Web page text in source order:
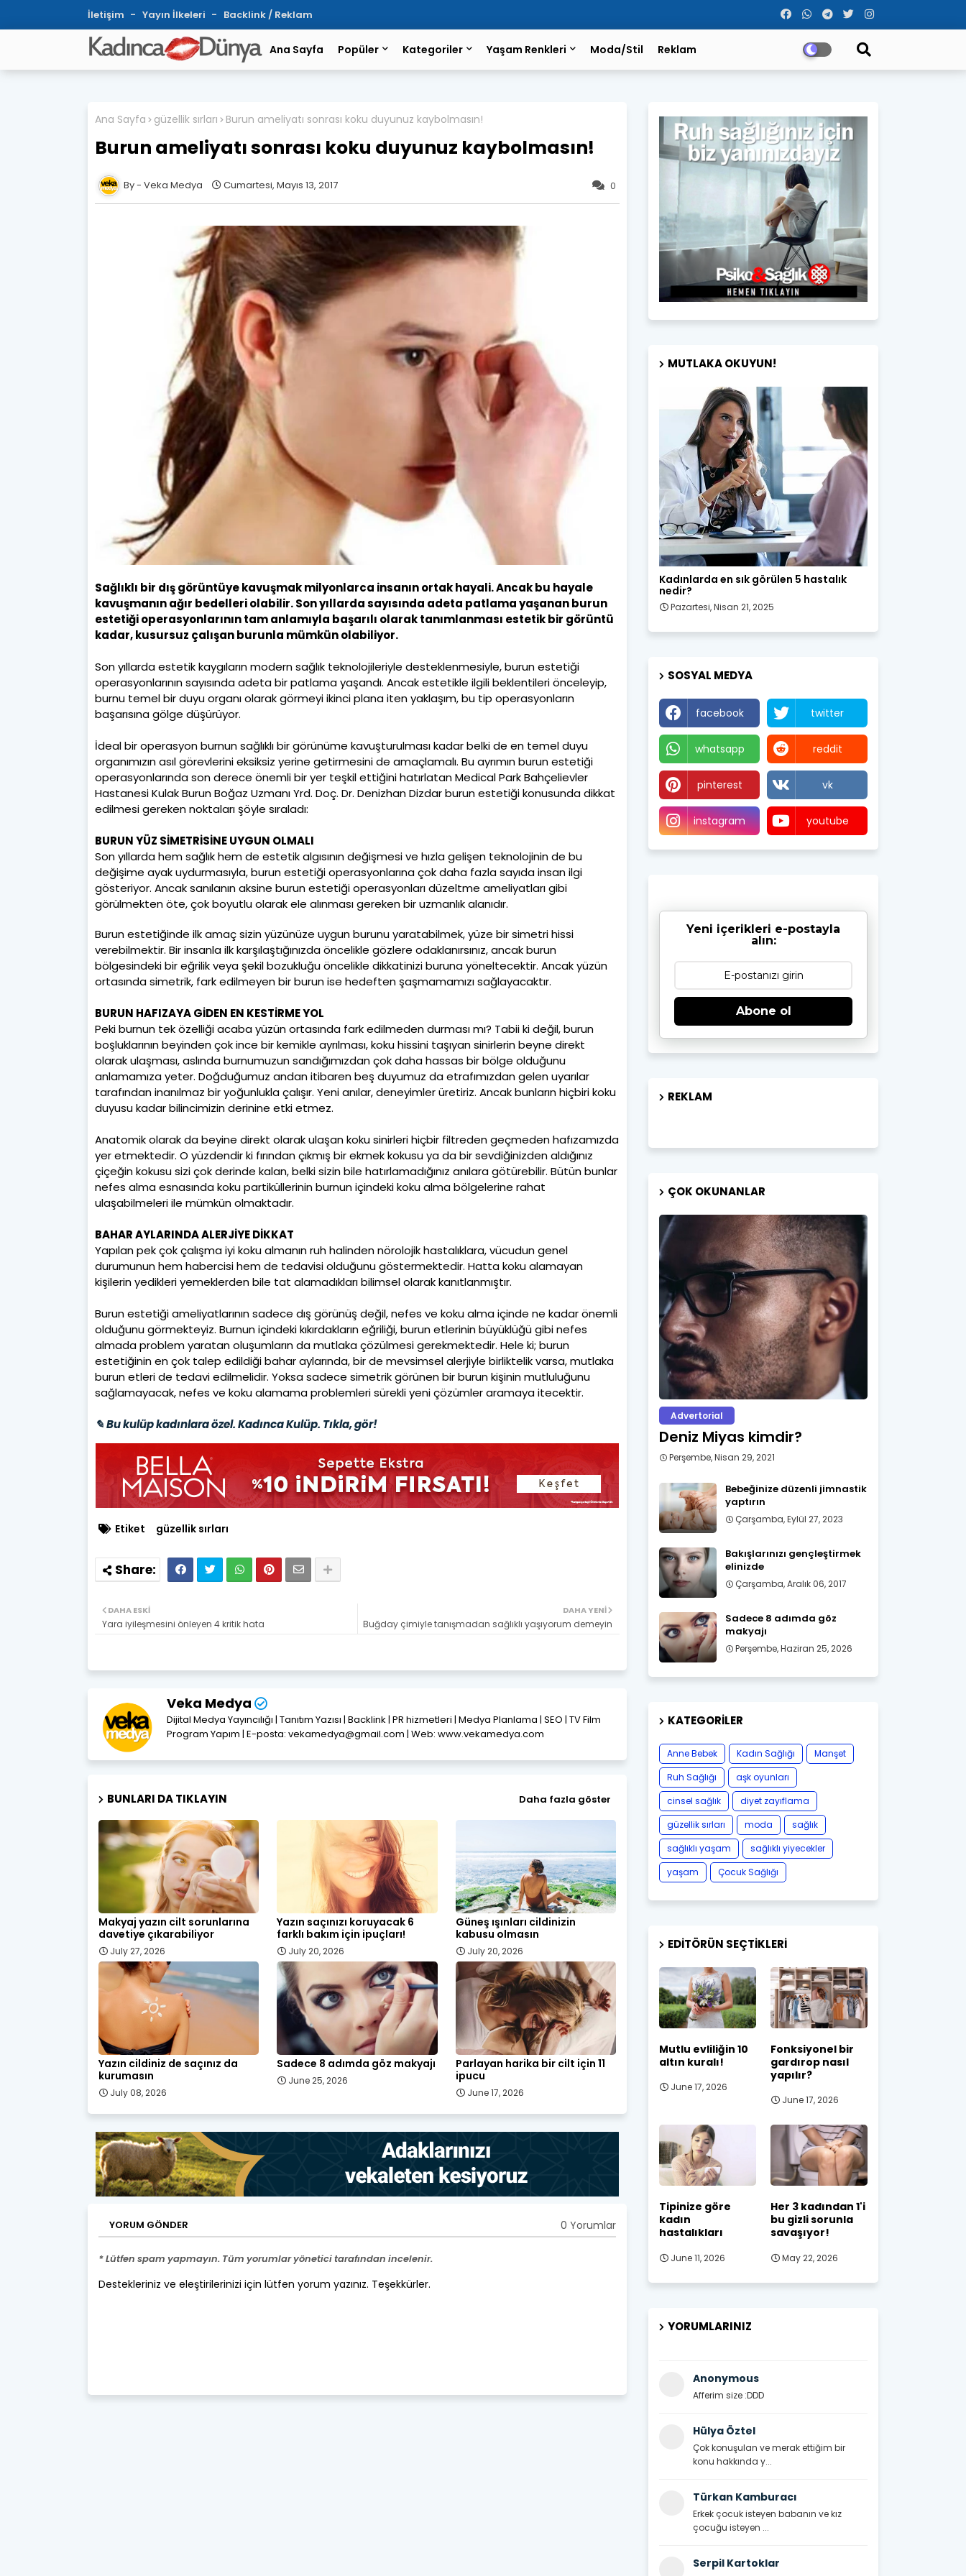
İletişim Yayın İlkeleri Backlink / Reklam
Ana Sayfa Popüler Kategoriler Yaşam Renkleri Moda/Stil Reklam
Ana Sayfa güzellik sırları Burun ameliyatı sonrası koku duyunuz kaybolmasın!
Burun ameliyatı sonrası koku duyunuz kaybolmasın!
0
Veka Medya Cumartesi, Mayıs 13, 2017
Sağlıklı bir dış görüntüye kavuşmak milyonlarca insanın ortak hayali. Ancak bu hayale
kavuşmanın ağır bedelleri olabilir. Son yıllarda sayısında adeta patlama yaşanan burun
estetiği operasyonlarının tam anlamıyla başarılı olarak tanımlanması estetik bir görüntü
kadar, kusursuz çalışan burunla mümkün olabiliyor.
Son yıllarda estetik kaygıların modern sağlık teknolojileriyle desteklenmesiyle, burun estetiği
operasyonlarının sayısında adeta bir patlama yaşandı. Ancak estetikle ilgili beklentileri önceleyip,
burnu temel bir duyu organı olarak görmeyi ikinci plana iten yaklaşım, bu tip operasyonların
başarısına gölge düşürüyor.
İdeal bir operasyon burnun sağlıklı bir görünüme kavuşturulması kadar belki de en temel duyu
organımızın asıl görevlerini eksiksiz yerine getirmesini de amaçlamalı. Bu ayrımın burun estetiği
operasyonlarında son derece önemli bir yer teşkil ettiğini hatırlatan Medical Park Bahçelievler
Hastanesi Kulak Burun Boğaz Uzmanı Yrd. Doç. Dr. Denizhan Dizdar burun estetiği konusunda dikkat
edilmesi gereken noktaları şöyle sıraladı:
BURUN YÜZ SİMETRİSİNE UYGUN OLMALI
Son yıllarda hem sağlık hem de estetik algısının değişmesi ve hızla gelişen teknolojinin de bu
değişime ayak uydurmasıyla, burun estetiği operasyonlarına çok daha fazla sayıda insan ilgi
gösteriyor. Ancak sanılanın aksine burun estetiği operasyonları düzeltme ameliyatları gibi
görülmekten öte, çok boyutlu olarak ele alınması gereken bir uzmanlık alanıdır.
Burun estetiğinde ilk amaç sizin yüzünüze uygun burunu yaratabilmek, yüze bir simetri hissi
verebilmektir. Bir insanla ilk karşılaştığınızda öncelikle gözlere odaklanırsınız, ancak burun
bölgesindeki bir eğrilik veya şekil bozukluğu öncelikle dikkatinizi buruna yöneltecektir. Ancak yüzün
ortasında simetrik, fark edilmeyen bir burun ise hedeften şaşmamamızı sağlayacaktır.
BURUN HAFIZAYA GİDEN EN KESTİRME YOL
Peki burnun tek özelliği acaba yüzün ortasında fark edilmeden durması mı? Tabii ki değil, burun
boşluklarının beyinden çok ince bir kemikle ayrılması, koku hissini taşıyan sinirlerin beyne direkt
olarak ulaşması, aslında burnumuzun sandığımızdan çok daha hassas bir bölge olduğunu
anlamamıza yeter. Doğduğumuz andan itibaren beş duyumuz da etrafımızdan gelen uyarılar
tarafından inanılmaz bir yoğunlukla çalışır. Yeni anılar, deneyimler üretiriz. Ancak bunların hiçbiri koku
duyusu kadar bilincimizin derinine etki etmez.
Anatomik olarak da beyine direkt olarak ulaşan koku sinirleri hiçbir filtreden geçmeden hafızamızda
yer etmektedir. O yüzdendir ki fırından çıkmış bir ekmek kokusu ya da bir sevdiğinizden aldığınız
çiçeğin kokusu sizi çok derinde kalan, belki sizin bile hatırlamadığınız anılara götürebilir. Bütün bunlar
nefes alma esnasında koku partiküllerinin burnun içindeki koku alma bölgelerine rahat
ulaşabilmeleri ile mümkün olmaktadır.
BAHAR AYLARINDA ALERJİYE DİKKAT
Yapılan pek çok çalışma iyi koku almanın ruh halinden nörolojik hastalıklara, vücudun genel
durumunun hem habercisi hem de tedavisi olduğunu göstermektedir. Hatta koku alamayan
kişilerin yedikleri yemeklerden bile tat alamadıkları bilimsel olarak kanıtlanmıştır.
Burun estetiği ameliyatlarının sadece dış görünüş değil, nefes ve koku alma içinde ne kadar önemli
olduğunu görmekteyiz. Burnun içindeki kıkırdakların eğriliği, burun etlerinin büyüklüğü gibi nefes
almada problem yaratan oluşumların da mutlaka çözülmesi gerekmektedir. Hele ki; burun
estetiğinin en çok talep edildiği bahar aylarında, bir de mevsimsel alerjiyle birliktelik varsa, mutlaka
burun etleri de tedavi edilmelidir. Yoksa sadece simetrik görünen bir burun kişinin mutluluğunu
sağlamayacak, nefes ve koku alamama problemleri sürekli yeni çözümler aramaya itecektir.
✎ Bu kulüp kadınlara özel. Kadınca Kulüp. Tıkla, gör!
Etiket güzellik sırları
DAHA YENI
Buğday çimiyle tanışmadan sağlıklı yaşıyorum demeyin
DAHA ESKI
Yara iyileşmesini önleyen 4 kritik hata
Veka Medya
Dijital Medya Yayıncılığı | Tanıtım Yazısı | Backlink | PR hizmetleri | Medya Planlama | SEO | TV Film
Program Yapım | E-posta: vekamedya@gmail.com | Web: www.vekamedya.com
BUNLARI DA TIKLAYIN Daha fazla göster
Makyaj yazın cilt sorunlarına
davetiye çıkarabiliyor
July 27, 2026
Yazın saçınızı koruyacak 6
farklı bakım için ipuçları!
July 20, 2026
Güneş ışınları cildinizin
kabusu olmasın
July 20, 2026
Yazın cildiniz de saçınız da
kurumasın
July 08, 2026
Sadece 8 adımda göz makyajı
June 25, 2026
Parlayan harika bir cilt için 11
ipucu
June 17, 2026
YORUM GÖNDER 0 Yorumlar
* Lütfen spam yapmayın. Tüm yorumlar yönetici tarafından incelenir.
Destekleriniz ve eleştirilerinizi için lütfen yorum yazınız. Teşekkürler.
MUTLAKA OKUYUN!
Kadın Sağlığı
Kadınlarda en sık görülen 5 hastalık
nedir?
Pazartesi, Nisan 21, 2025
SOSYAL MEDYA
facebook twitter
whatsapp reddit
pinterest vk
instagram youtube
Yeni içerikleri e-postayla
alın:
Abone ol
REKLAM
ÇOK OKUNANLAR
Advertorial
Deniz Miyas kimdir?
Perşembe, Nisan 29, 2021
Bebeğinize düzenli jimnastik
yaptırın
Çarşamba, Eylül 27, 2023
Bakışlarınızı gençleştirmek
elinizde
Çarşamba, Aralık 06, 2017
Sadece 8 adımda göz
makyajı
Perşembe, Haziran 25, 2026
KATEGORILER
Anne Bebek Kadın Sağlığı
Manşet
Ruh Sağlığı
aşk oyunları
cinsel sağlık
diyet zayıflama
güzellik sırları
moda
sağlık
sağlıklı yaşam
sağlıklı yiyecekler
yaşam
Çocuk Sağlığı
EDITÖRÜN SEÇTIKLERI
Mutlu evliliğin 10
altın kuralı!
June 17, 2026
Fonksiyonel bir
gardırop nasıl
yapılır?
June 17, 2026
Tipinize göre
kadın
hastalıkları
June 11, 2026
Her 3 kadından 1'i
bu gizli sorunla
savaşıyor!
May 22, 2026
YORUMLARINIZ
Anonymous
Afferim size :DDD
Hülya Öztel
Çok konuşulan ve merak ettiğim bir
konu hakkında y...
Türkan Kamburacı
Erkek çocuk isteyen babanın ve kız
çocuğu isteyen ...
Serpil Kartoklar